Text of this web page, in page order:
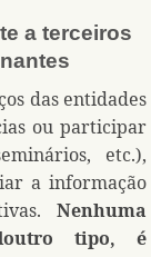
a terceiros
das entidades
ou participar
etc.),
a informação
Nenhuma
tipo, é